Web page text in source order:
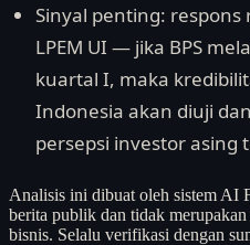
Sinyal penting: respons
LPEM UI — jika BPS
kuartal I, maka
Indonesia akan diuji
persepsi investor asing
Analisis ini dibuat oleh sistem AI
berita publik dan tidak merupakan
bisnis. Selalu verifikasi dengan